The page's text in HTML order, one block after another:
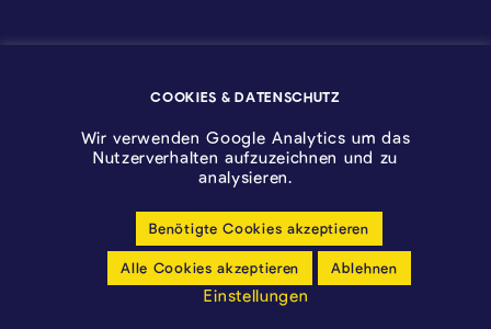
Cookie-Einstellungen anpassen
Barrierfreiheitserklärung
COOKIES & DATENSCHUTZ
Wir verwenden Google Analytics um das
Nutzerverhalten aufzuzeichnen und zu
analysieren.
Benötigte Cookies akzeptieren
Alle Cookies akzeptieren Ablehnen
Einstellungen